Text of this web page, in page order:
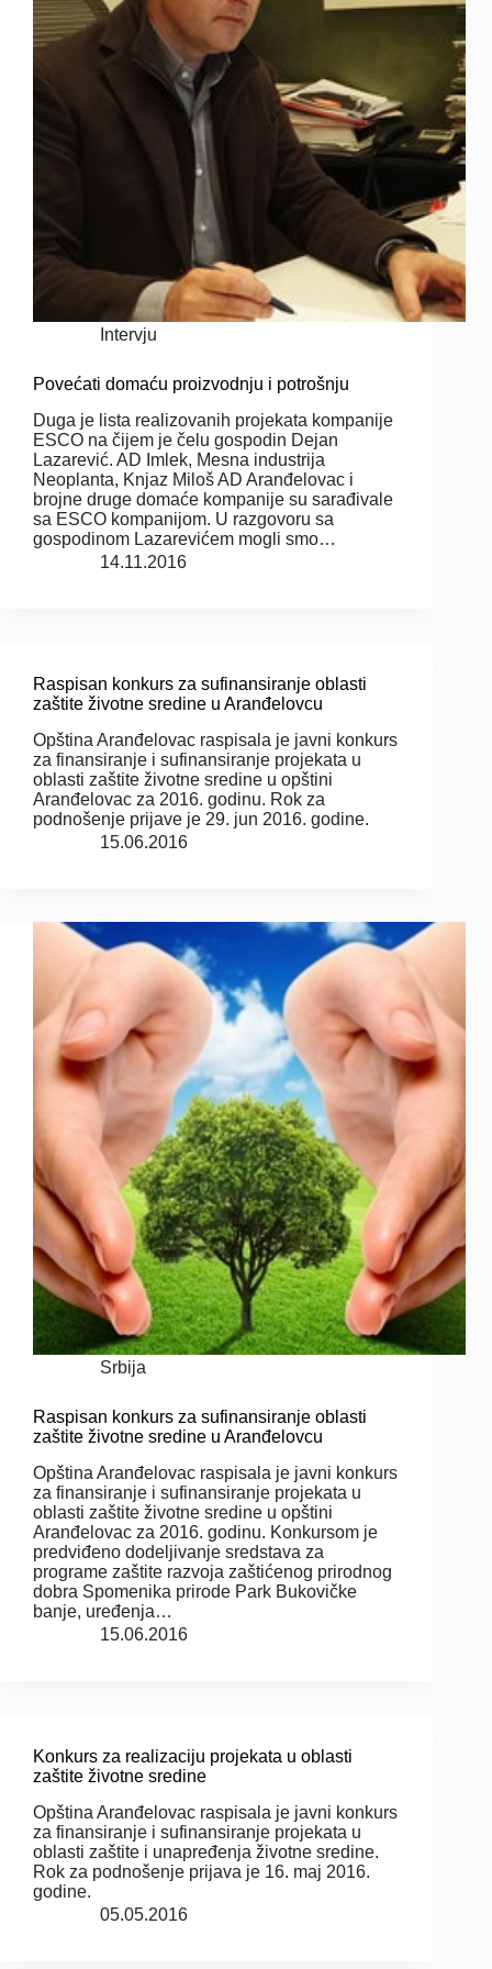
Intervju
Povećati domaću proizvodnju i potrošnju
Duga je lista realizovanih projekata kompanije
ESCO na čijem je čelu gospodin Dejan
Lazarević. AD Imlek, Mesna industrija
Neoplanta, Knjaz Miloš AD Aranđelovac i
brojne druge domaće kompanije su sarađivale
sa ESCO kompanijom. U razgovoru sa
gospodinom Lazarevićem mogli smo…
14.11.2016
Raspisan konkurs za sufinansiranje oblasti
zaštite životne sredine u Aranđelovcu
Opština Aranđelovac raspisala je javni konkurs
za finansiranje i sufinansiranje projekata u
oblasti zaštite životne sredine u opštini
Aranđelovac za 2016. godinu. Rok za
podnošenje prijave je 29. jun 2016. godine.
15.06.2016
Srbija
Raspisan konkurs za sufinansiranje oblasti
zaštite životne sredine u Aranđelovcu
Opština Aranđelovac raspisala je javni konkurs
za finansiranje i sufinansiranje projekata u
oblasti zaštite životne sredine u opštini
Aranđelovac za 2016. godinu. Konkursom je
predviđeno dodeljivanje sredstava za
programe zaštite razvoja zaštićenog prirodnog
dobra Spomenika prirode Park Bukovičke
banje, uređenja…
15.06.2016
Konkurs za realizaciju projekata u oblasti
zaštite životne sredine
Opština Aranđelovac raspisala je javni konkurs
za finansiranje i sufinansiranje projekata u
oblasti zaštite i unapređenja životne sredine.
Rok za podnošenje prijava je 16. maj 2016.
godine.
05.05.2016